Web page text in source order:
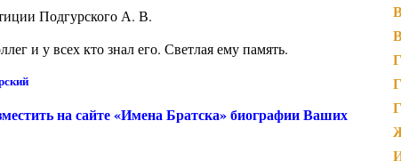
Подгурского А. В.
и у всех кто знал его. Светлая ему память.
на сайте «Имена Братска» биографии Ваших